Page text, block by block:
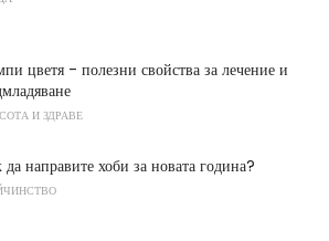
цветя - полезни свойства за лечение и
И ЗДРАВЕ
да направите хоби за новата година?